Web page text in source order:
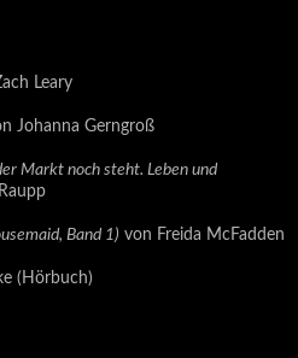
Leary
Johanna Gerngroß
Markt noch steht. Leben und
Band 1) von Freida McFadden
(Hörbuch)